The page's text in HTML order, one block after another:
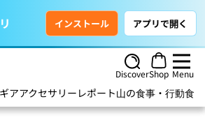
インストール アプリで開く
DiscoverShop Menu
アアクセサリー レポート山の食事・行動食